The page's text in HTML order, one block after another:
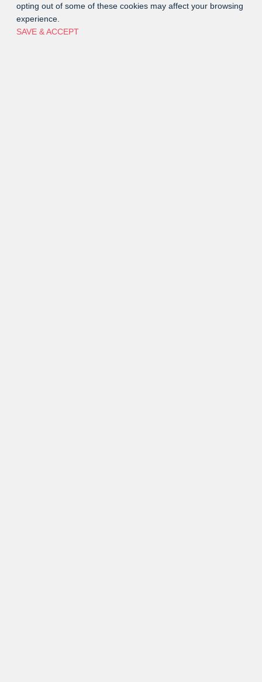
opting out of some of these cookies may affect your browsing
experience.
SAVE & ACCEPT